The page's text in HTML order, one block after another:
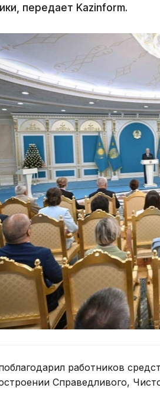
передает Kazinform.
работников
Справедливого,